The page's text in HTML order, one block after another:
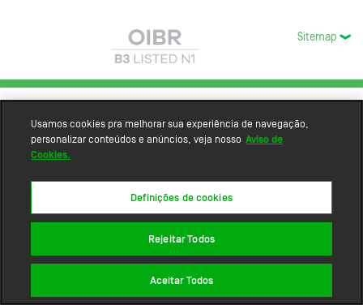
Sitemap
Usamos cookies pra melhorar sua experiência de navegação,
personalizar conteúdos e anúncios, veja nosso Aviso de
Cookies.
Definições de cookies
Rejeitar Todos
Aceitar Todos